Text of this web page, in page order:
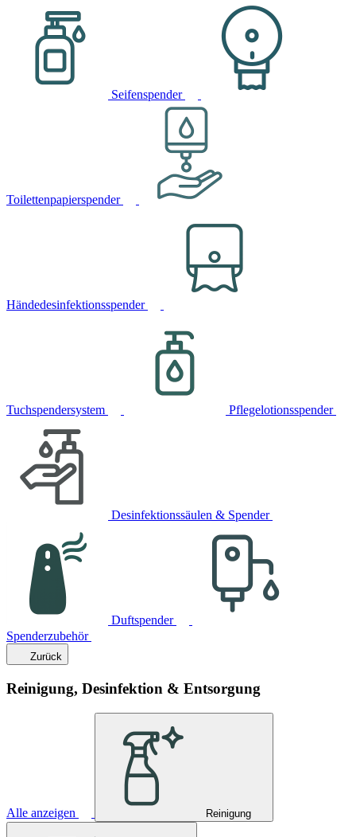
Seifenspender
Toilettenpapierspender
Händedesinfektionsspender
Tuchspendersystem Pflegelotionsspender
Desinfektionssäulen & Spender
Duftspender
Spenderzubehör
Zurück
Reinigung, Desinfektion & Entsorgung
Alle anzeigen Reinigung